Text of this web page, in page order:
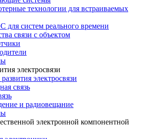
технологии для встраиваемых
систем реального времени
связи с объектом
электросвязи
электросвязи
связь
и радиовещание
электронной компонентной